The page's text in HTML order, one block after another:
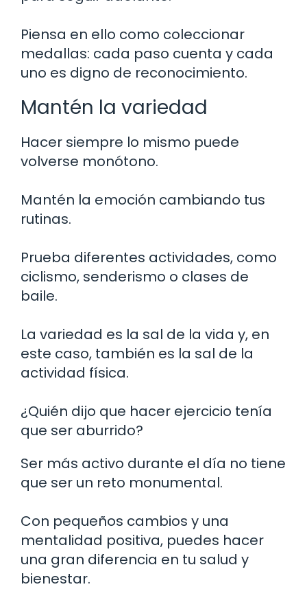
Piensa en ello como coleccionar
medallas: cada paso cuenta y cada
uno es digno de reconocimiento.
Mantén la variedad
Hacer siempre lo mismo puede
volverse monótono.
Mantén la emoción cambiando tus
rutinas.
Prueba diferentes actividades, como
ciclismo, senderismo o clases de
baile.
La variedad es la sal de la vida y, en
este caso, también es la sal de la
actividad física.
¿Quién dijo que hacer ejercicio tenía
que ser aburrido?
Ser más activo durante el día no tiene
que ser un reto monumental.
Con pequeños cambios y una
mentalidad positiva, puedes hacer
una gran diferencia en tu salud y
bienestar.